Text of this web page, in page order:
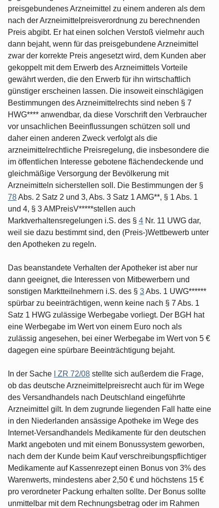
preisgebundenes Arzneimittel zu einem anderen als dem
nach der Arzneimittelpreisverordnung zu berechnenden
Preis abgibt. Er hat einen solchen Verstoß vielmehr auch
dann bejaht, wenn für das preisgebundene Arzneimittel
zwar der korrekte Preis angesetzt wird, dem Kunden aber
gekoppelt mit dem Erwerb des Arzneimittels Vorteile
gewährt werden, die den Erwerb für ihn wirtschaftlich
günstiger erscheinen lassen. Die insoweit einschlägigen
Bestimmungen des Arzneimittelrechts sind neben § 7
HWG**** anwendbar, da diese Vorschrift den Verbraucher
vor unsachlichen Beeinflussungen schützen soll und
daher einen anderen Zweck verfolgt als die
arzneimittelrechtliche Preisregelung, die insbesondere die
im öffentlichen Interesse gebotene flächendeckende und
gleichmäßige Versorgung der Bevölkerung mit
Arzneimitteln sicherstellen soll. Die Bestimmungen der §
78Abs. 2 Satz 2 und 3, Abs. 3 Satz 1 AMG**, § 1 Abs. 1
und 4, § 3 AMPreisV*****stellen auch
Marktverhaltensregelungen i.S. des § 4 Nr. 11 UWG dar,
weil sie dazu bestimmt sind, den (Preis-)Wettbewerb unter
den Apotheken zu regeln.
Das beanstandete Verhalten der Apotheker ist aber nur
dann geeignet, die Interessen von Mitbewerbern und
sonstigen Marktteilnehmern i.S. des § 3Abs. 1 UWG******
spürbar zu beeinträchtigen, wenn keine nach § 7 Abs. 1
Satz 1 HWG zulässige Werbegabe vorliegt. Der BGH hat
eine Werbegabe im Wert von einem Euro noch als
zulässig angesehen, bei einer Werbegabe im Wert von 5 €
dagegen eine spürbare Beeinträchtigung bejaht.
In der Sache I ZR 72/08 stellte sich außerdem die Frage,
ob das deutsche Arzneimittelpreisrecht auch für im Wege
des Versandhandels nach Deutschland eingeführte
Arzneimittel gilt. In dem zugrunde liegenden Fall hatte eine
in den Niederlanden ansässige Apotheke im Wege des
Internet-Versandhandels Medikamente für den deutschen
Markt angeboten und mit einem Bonussystem geworben,
nach dem der Kunde beim Kauf verschreibungspflichtiger
Medikamente auf Kassenrezept einen Bonus von 3% des
Warenwerts, mindestens aber 2,50 € und höchstens 15 €
pro verordneter Packung erhalten sollte. Der Bonus sollte
unmittelbar mit dem Rechnungsbetrag oder im Rahmen